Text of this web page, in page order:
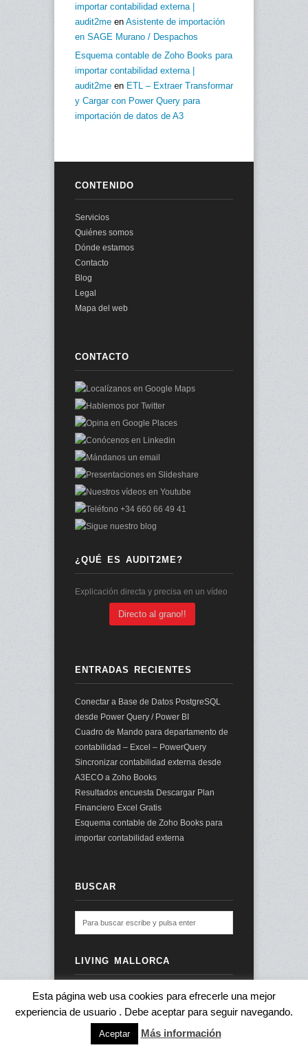
importar contabilidad externa |
audit2me en Asistente de importación
en SAGE Murano / Despachos
Esquema contable de Zoho Books para
importar contabilidad externa |
audit2me en ETL – Extraer Transformar
y Cargar con Power Query para
importación de datos de A3
CONTENIDO
Servicios
Quiénes somos
Dónde estamos
Contacto
Blog
Legal
Mapa del web
CONTACTO
¿QUÉ ES AUDIT2ME?
Explicación directa y precisa en un vídeo
Directo al grano!!
ENTRADAS RECIENTES
Conectar a Base de Datos PostgreSQL
desde Power Query / Power BI
Cuadro de Mando para departamento de
contabilidad – Excel – PowerQuery
Sincronizar contabilidad externa desde
A3ECO a Zoho Books
Resultados encuesta Descargar Plan
Financiero Excel Gratis
Esquema contable de Zoho Books para
importar contabilidad externa
BUSCAR
LIVING MALLORCA
© 2026 audit2me |Aviso Legal|
subir ↑
Esta página web usa cookies para efrecerle una mejor
experiencia de usuario . Debe aceptar para seguir navegando.
Aceptar Más información